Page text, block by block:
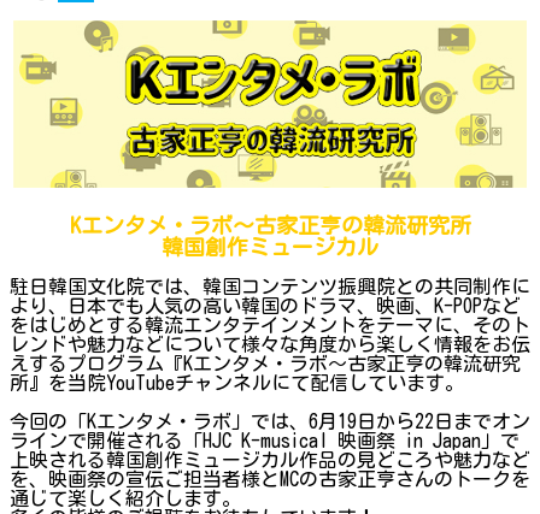
Kエンタメ・ラボ～古家正亨の韓流研究所
韓国創作ミュージカル
駐日韓国文化院では、韓国コンテンツ振興院との共同制作に
より、日本でも人気の高い韓国のドラマ、映画、K-POPなど
をはじめとする韓流エンタテインメントをテーマに、そのト
レンドや魅力などについて様々な角度から楽しく情報をお伝
えするプログラム『Kエンタメ・ラボ～古家正亨の韓流研究
所』を当院YouTubeチャンネルにて配信しています。
今回の「Kエンタメ・ラボ」では、6月19日から22日までオン
ラインで開催される「HJC K-musical 映画祭 in Japan」で
上映される韓国創作ミュージカル作品の見どころや魅力など
を、映画祭の宣伝ご担当者様とMCの古家正亨さんのトークを
通じて楽しく紹介します。